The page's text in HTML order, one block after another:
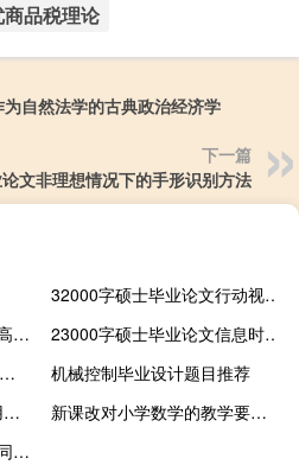
品税理论
自然法学的古典政治经济学
下一篇
文非理想情况下的手形识别方法
32000字硕士毕业论文行动视角下的社会学干预研究
38100字硕士毕业论文某省高速公路工程信息监控系统的设计与部分实现
23000字硕士毕业论文信息时代数字视频规模化生产的规律分析
论文范文如何加强中药知识产权保护
机械控制毕业设计题目推荐
公务员考试政审中,到拟录用人员要多久
新课改对小学数学的教学要求与方法转变,新课程改革下如何开展小学数学教学
35120字硕士毕业论文论合同失败的法律效力空